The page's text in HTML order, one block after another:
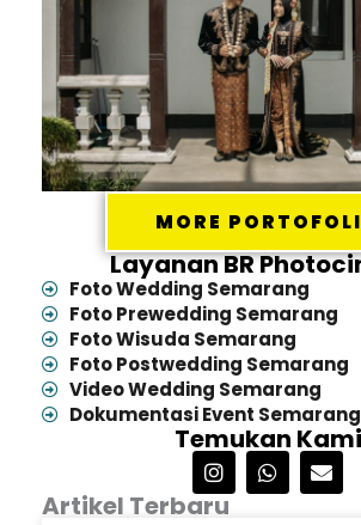
MORE
Layanan BR
Foto Wedding Semarang
Foto Prewedding Semarang
Foto Wisuda Semarang
Foto Postwedding Semarang
Video Wedding Semarang
Dokumentasi Event Semarang
Temukan Kami
I
n
s
W
h
E
n
Artikel Terbaru